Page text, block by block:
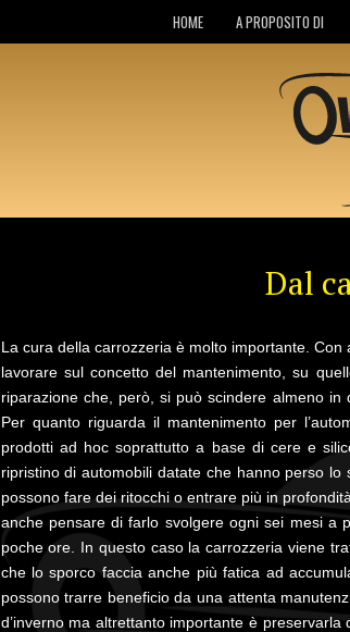
HOME A PROPOSITO DI
Dal
La cura della carrozzeria è molto importante.
lavorare sul concetto del mantenimento, su
riparazione che, però, si può scindere almeno
Per quanto riguarda il mantenimento per
prodotti ad hoc soprattutto a base di cere e
ripristino di automobili datate che hanno perso
possono fare dei ritocchi o entrare più in
anche pensare di farlo svolgere ogni sei mesi a
poche ore. In questo caso la carrozzeria viene
che lo sporco faccia anche più fatica ad
possono trarre beneficio da una attenta
d’inverno ma altrettanto importante è